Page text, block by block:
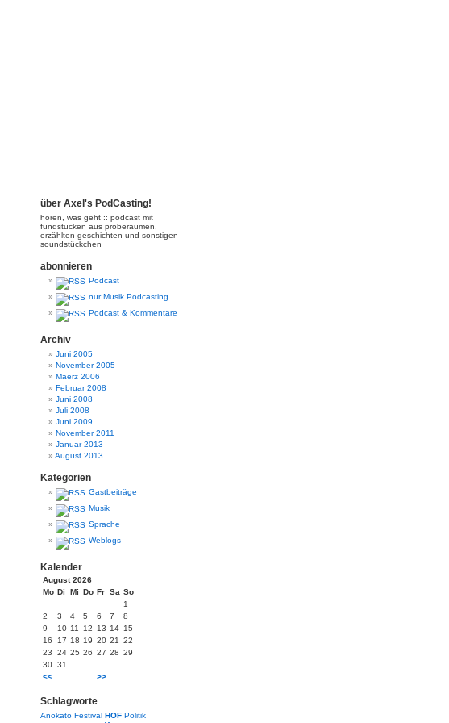
über Axel's PodCasting!
hören, was geht :: podcast mit
fundstücken aus proberäumen,
erzählten geschichten und sonstigen
soundstückchen
abonnieren
Podcast
nur Musik Podcasting
Podcast & Kommentare
Archiv
Juni 2005
November 2005
Maerz 2006
Februar 2008
Juni 2008
Juli 2008
Juni 2009
November 2011
Januar 2013
August 2013
Kategorien
Gastbeiträge
Musik
Sprache
Weblogs
Kalender
August 2026
Mo Di Mi Do Fr Sa So
1
2
3 4 5 6 7
8
9
10 11 12 13 14 15
16
17 18 19 20 21
22
23
24 25 26 27 28 29
30 31
<<
>>
Schlagworte
Anokato Festival HOF Politik